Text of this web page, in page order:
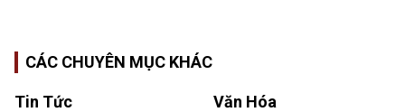
CÁC CHUYÊN MỤC KHÁC
Tin Tức Văn Hóa